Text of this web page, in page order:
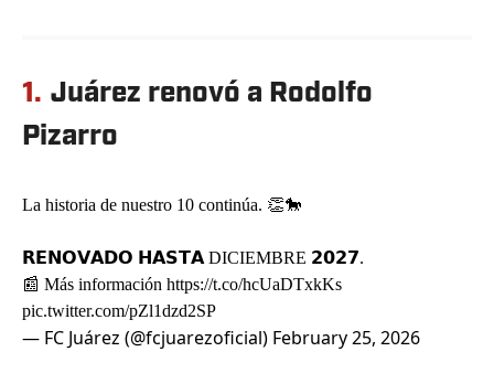
1. Juárez renovó a Rodolfo
Pizarro
La historia de nuestro 10 continúa. 👏🐎
𝗥𝗘𝗡𝗢𝗩𝗔𝗗𝗢 𝗛𝗔𝗦𝗧𝗔 DICIEMBRE 𝟮𝟬𝟮𝟳.
📰 Más información https://t.co/hcUaDTxkKs
pic.twitter.com/pZl1dzd2SP
— FC Juárez (@fcjuarezoficial) February 25, 2026